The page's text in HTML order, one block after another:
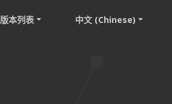
版本列表 中文 (Chinese)